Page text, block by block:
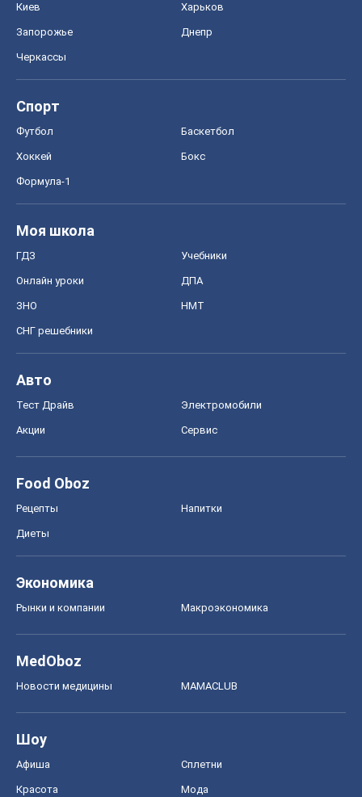
Киев Харьков
Запорожье Днепр
Черкассы
Спорт
Футбол Баскетбол
Хоккей Бокс
Формула-1
Моя школа
ГДЗ Учебники
Онлайн уроки ДПА
ЗНО НМТ
СНГ решебники
Авто
Тест Драйв Электромобили
Акции Сервис
Food Oboz
Рецепты Напитки
Диеты
Экономика
Рынки и компании Mакроэкономика
MedOboz
Новости медицины MAMACLUB
Шоу
Афиша Сплетни
Красота Мода